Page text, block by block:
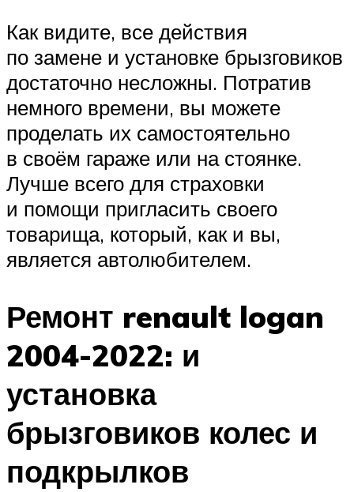
Как видите, все действия
по замене и установке брызговиков
достаточно несложны. Потратив
немного времени, вы можете
проделать их самостоятельно
в своём гараже или на стоянке.
Лучше всего для страховки
и помощи пригласить своего
товарища, который, как и вы,
является автолюбителем.
Ремонт renault logan
2004-2022: и
установка
брызговиков колес и
подкрылков